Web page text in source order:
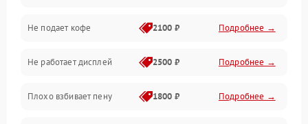
Проблемы с капучинатором и паром
Управление и электроника
Программное обеспечение
Не подает кофе 2100 ₽ Подробнее →
Не работает дисплей 2500 ₽ Подробнее →
Плохо взбивает пену 1800 ₽ Подробнее →